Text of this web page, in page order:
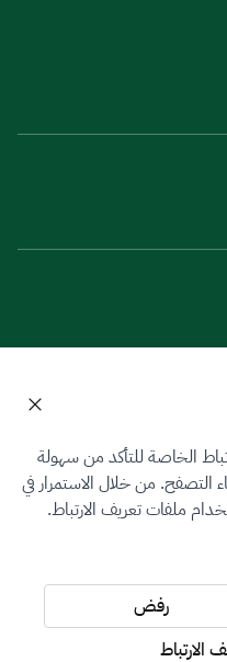
والجمارك
الخاصة للتأكد من سهولة
من خلال الاستمرار في
ملفات تعريف الارتباط.
رفض
الارتباط